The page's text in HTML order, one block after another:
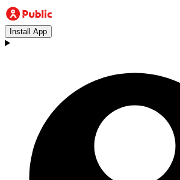
Install App